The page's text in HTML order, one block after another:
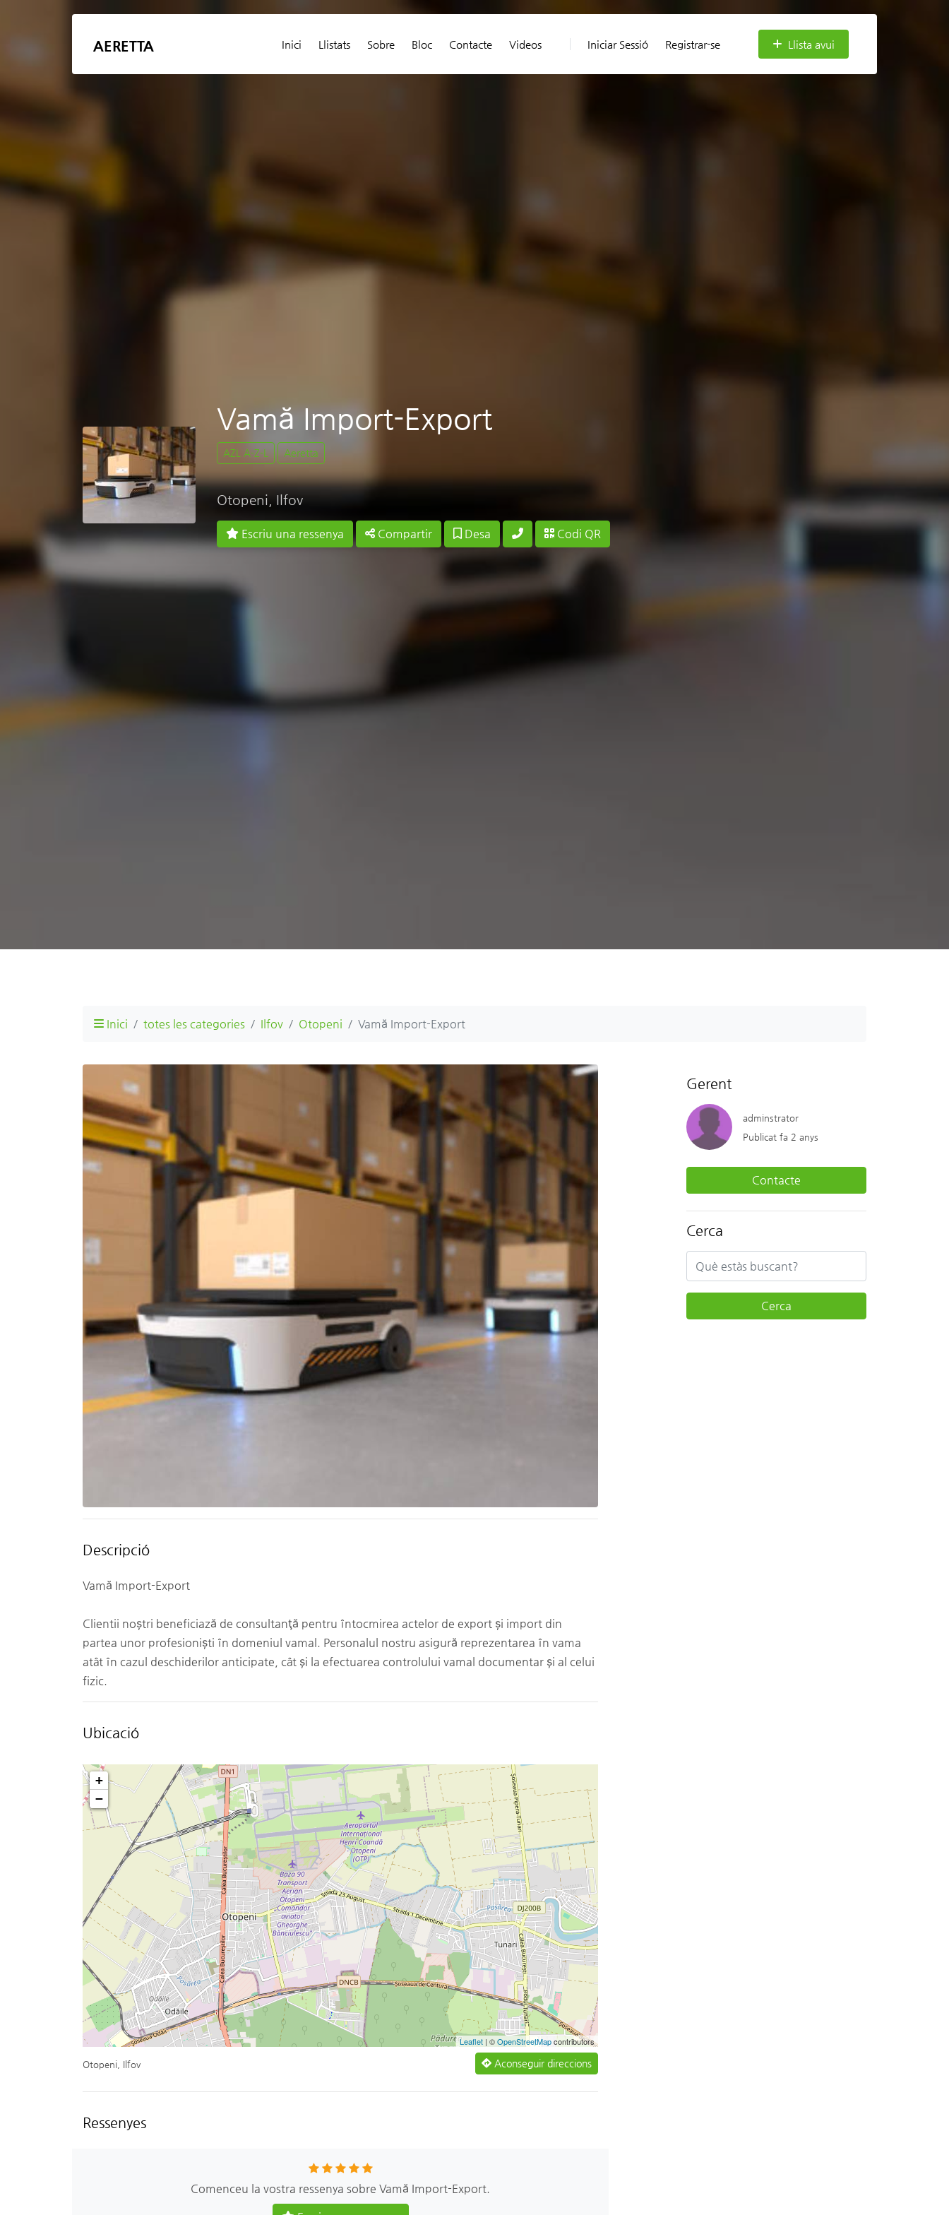
AERETTA Inici Llistats Sobre Bloc Contacte Videos Iniciar Sessió Registrar-se Llista avui
Vamă Import-Export
AZL A-Z-L Aeretta
Otopeni, Ilfov
Escriu una ressenya Compartir Desa Codi QR
Inici totes les categories Ilfov Otopeni Vamă Import-Export
Descripció
Vamă Import-Export
Clientii noștri beneficiază de consultanţă pentru întocmirea actelor de export și import din
partea unor profesioniști în domeniul vamal. Personalul nostru asigură reprezentarea în vama
atât în cazul deschiderilor anticipate, cât și la efectuarea controlului vamal documentar și al celui
fizic.
Ubicació
+
−
Leaflet | ©OpenStreetMapcontributors
Otopeni, Ilfov Aconseguir direccions
Ressenyes
Comenceu la vostra ressenya sobre Vamă Import-Export.
Gerent
adminstrator
Publicat fa 2 anys
Contacte
Cerca